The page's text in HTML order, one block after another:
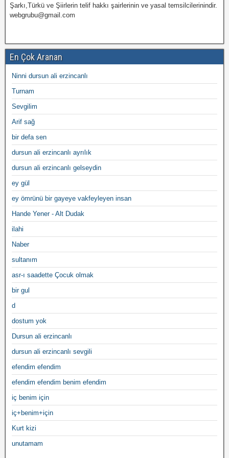
Şarkı,Türkü ve Şiirlerin telif hakkı şairlerinin ve yasal temsilcilerinindir.
webgrubu@gmail.com
En Çok Aranan
Ninni dursun ali erzincanlı
Turnam
Sevgilim
Arif sağ
bir defa sen
dursun ali erzincanlı ayrılık
dursun ali erzincanlı gelseydin
ey gül
ey ömrünü bir gayeye vakfeyleyen insan
Hande Yener - Alt Dudak
ilahi
Naber
sultanım
asr-ı saadette Çocuk olmak
bir gul
d
dostum yok
Dursun ali erzincanlı
dursun ali erzincanlı sevgili
efendim efendim
efendim efendim benim efendim
iç benim için
iç+benim+için
Kurt kizi
unutamam